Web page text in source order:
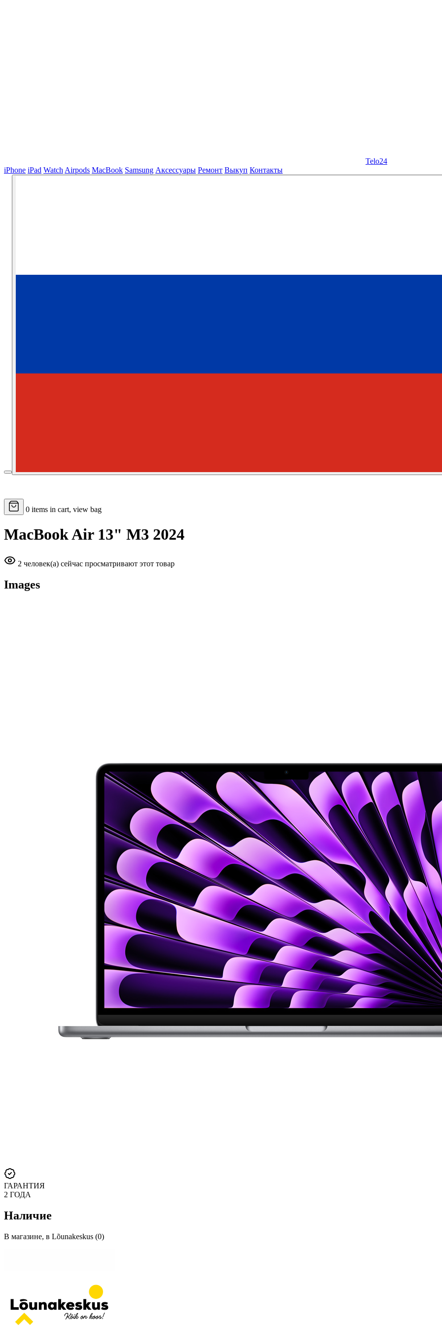
Telo24
iPhone iPad Watch Airpods MacBook Samsung Аксессуары Ремонт Выкуп Контакты
0 items in cart, view bag
MacBook Air 13" M3 2024
2 человек(а) сейчас просматривают этот товар
Images
ГАРАНТИЯ
2 ГОДА
Наличие
В магазине, в Lõunakeskus (0)